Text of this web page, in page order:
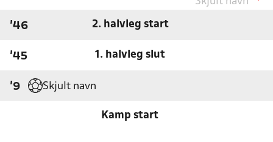
'46 2. halvleg start
'45 1. halvleg slut
'9 Skjult navn
Kamp start